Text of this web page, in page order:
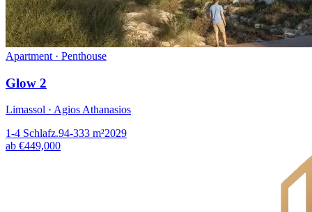
Apartment · Penthouse
Glow 2
Limassol · Agios Athanasios
1-4 Schlafz.94-333 m²2029
ab €449,000